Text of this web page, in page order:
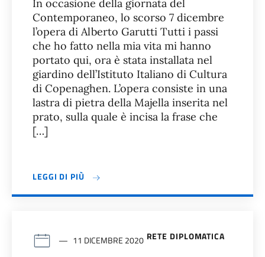
In occasione della giornata del
Contemporaneo, lo scorso 7 dicembre
l’opera di Alberto Garutti Tutti i passi
che ho fatto nella mia vita mi hanno
portato qui, ora è stata installata nel
giardino dell’Istituto Italiano di Cultura
di Copenaghen. L’opera consiste in una
lastra di pietra della Majella inserita nel
prato, sulla quale è incisa la frase che
[…]
LEGGI DI PIÙ
RETE DIPLOMATICA
11 DICEMBRE 2020